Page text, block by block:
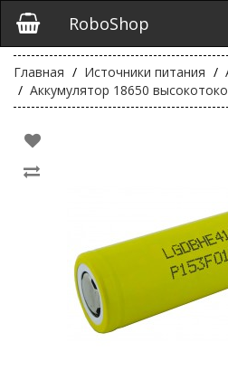
RoboShop
Главная Источники питания
Аккумулятор 18650